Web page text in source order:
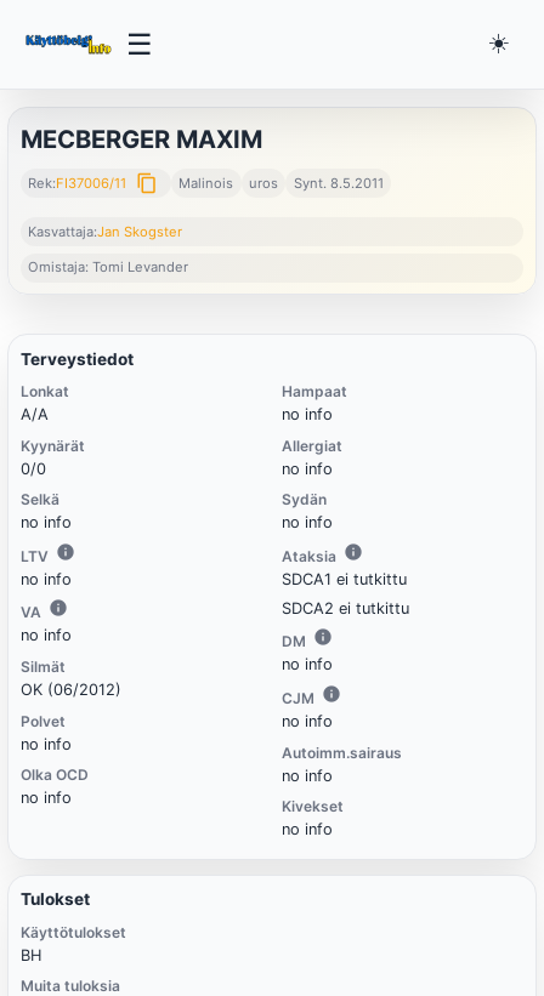
☰ ☀️
MECBERGER MAXIM
Rek:FI37006/11 content_copy Malinois uros Synt. 8.5.2011
Kasvattaja:Jan Skogster
Omistaja: Tomi Levander
Terveystiedot
Lonkat
A/A
Kyynärät
0/0
Selkä
no info
LTV
no info
VA
no info
Silmät
OK (06/2012)
Polvet
no info
Olka OCD
no info
Hampaat
no info
Allergiat
no info
Sydän
no info
Ataksia
SDCA1 ei tutkittu
SDCA2 ei tutkittu
DM
no info
CJM
no info
Autoimm.sairaus
no info
Kivekset
no info
Tulokset
Käyttötulokset
BH
Muita tuloksia